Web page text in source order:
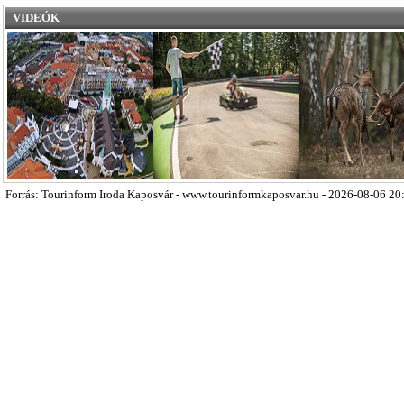
VIDEÓK
Forrás: Tourinform Iroda Kaposvár - www.tourinformkaposvar.hu - 2026-08-06